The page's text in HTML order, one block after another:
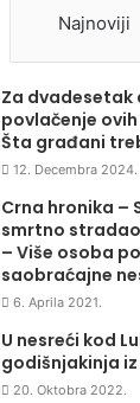
Najnoviji
Za dvadesetak
povlačenje
Šta građani
12. Decembra 2024.
Crna hronika –
smrtno
– Više osoba
saobraćajne
6. Aprila 2021.
U nesreći kod
godišnjakinja
20. Oktobra 2022.